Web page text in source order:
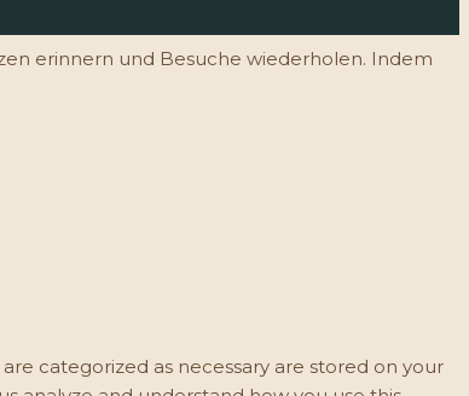
erinnern und Besuche wiederholen. Indem
categorized as necessary are stored on your